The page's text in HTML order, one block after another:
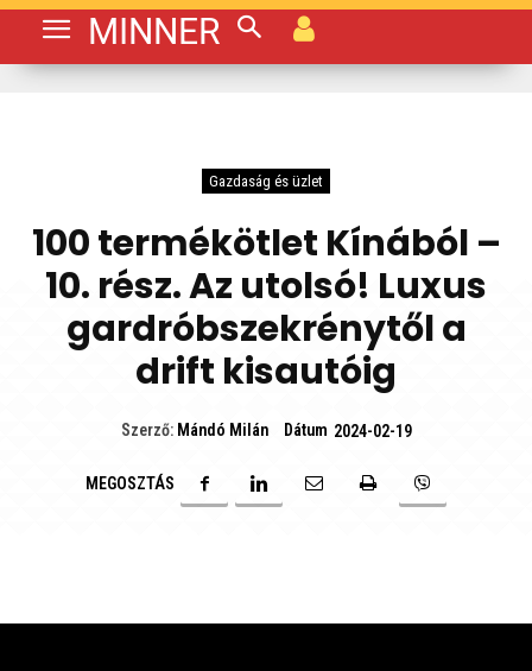
MINNER
Gazdaság és üzlet
100 termékötlet Kínából –
10. rész. Az utolsó! Luxus
gardróbszekrénytől a
drift kisautóig
Szerző: Mándó Milán Dátum 2024-02-19
MEGOSZTÁS